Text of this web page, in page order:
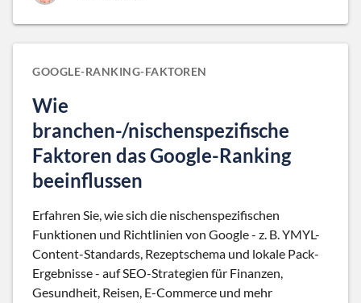
GOOGLE-RANKING-FAKTOREN
Wie
branchen-/nischenspezifische
Faktoren das Google-Ranking
beeinflussen
Erfahren Sie, wie sich die nischenspezifischen
Funktionen und Richtlinien von Google - z. B. YMYL-
Content-Standards, Rezeptschema und lokale Pack-
Ergebnisse - auf SEO-Strategien für Finanzen,
Gesundheit, Reisen, E-Commerce und mehr